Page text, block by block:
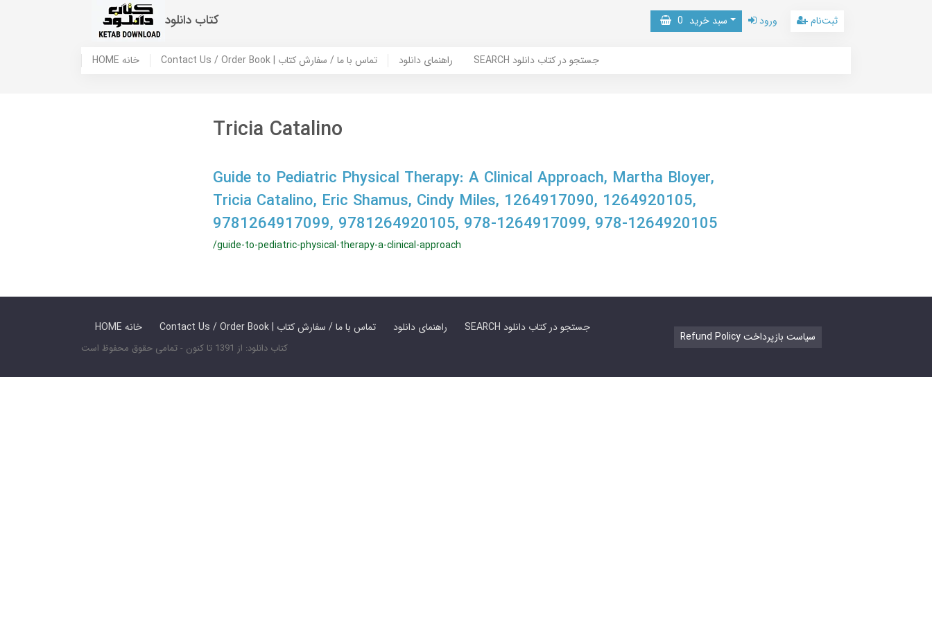
کتاب دانلود سبد خرید 0 ورود ثبت‌نام
HOME خانه Contact Us / Order Book | تماس با ما / سفارش کتاب راهنمای دانلود SEARCH جستجو در کتاب دانلود
Tricia Catalino
Guide to Pediatric Physical Therapy: A Clinical Approach, Martha Bloyer,
Tricia Catalino, Eric Shamus, Cindy Miles, 1264917090, 1264920105,
9781264917099, 9781264920105, 978-1264917099, 978-1264920105
/guide-to-pediatric-physical-therapy-a-clinical-approach
HOME خانه Contact Us / Order Book | تماس با ما / سفارش کتاب راهنمای دانلود SEARCH جستجو در کتاب دانلود
کتاب دانلود: از 1391 تا کنون - تمامی حقوق محفوظ است
Refund Policy سیاست بازپرداخت